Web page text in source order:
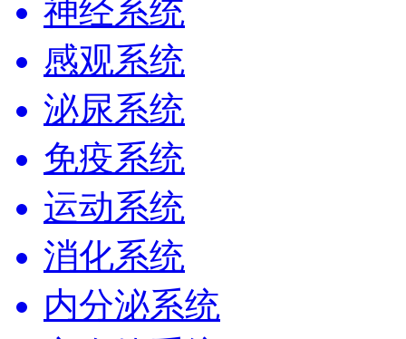
神经系统
感观系统
泌尿系统
免疫系统
运动系统
消化系统
内分泌系统